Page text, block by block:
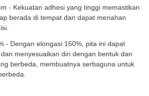
- Kekuatan adhesi yang tinggi memastikan
berada di tempat dan dapat menahan
- Dengan elongasi 150%, pita ini dapat
menyesuaikan diri dengan bentuk dan
berbeda, membuatnya serbaguna untuk